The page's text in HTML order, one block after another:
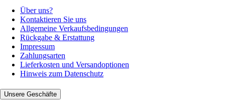
Über uns?
Kontaktieren Sie uns
Allgemeine Verkaufsbedingungen
Rückgabe & Erstattung
Impressum
Zahlungsarten
Lieferkosten und Versandoptionen
Hinweis zum Datenschutz
Unsere Geschäfte